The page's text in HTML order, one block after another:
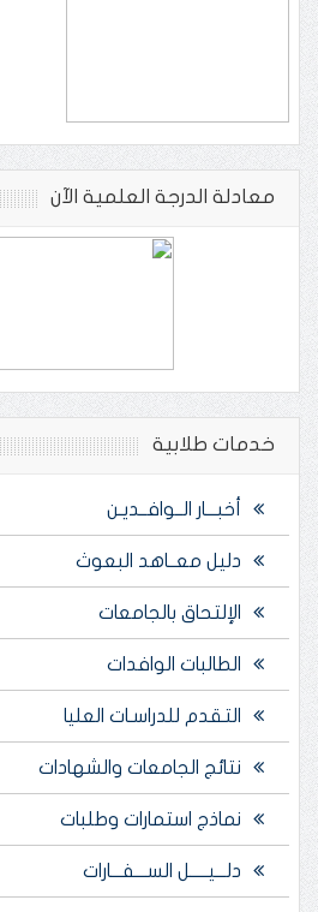
معادلة الدرجة العلمية الآن
خدمات طلابية
أخبـــار الــوافــديـن
دليل معــاهد البعوث
الإلتحاق بالجامعات
الطالبات الوافدات
التقدم للدراسـات العليا
نتائج الجامعات والشهادات
نماذج استمارات وطلبات
دلـــيـــــل الســـفـــارات